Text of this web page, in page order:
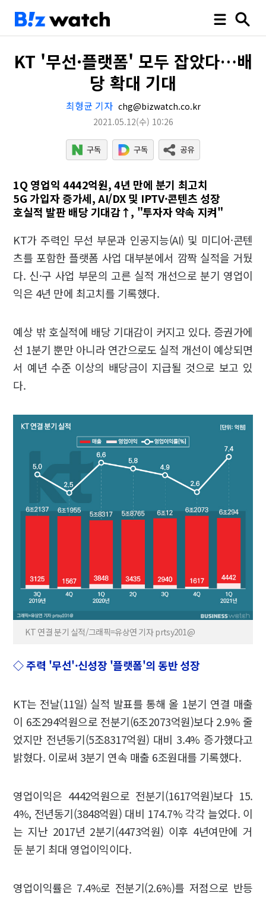
KT '무선·플랫폼' 모두 잡았다…배
당 확대 기대
최형균 기자 chg@bizwatch.co.kr
2021.05.12(수) 10:26
1Q 영업익 4442억원, 4년 만에 분기 최고치
5G 가입자 증가세, AI/DX 및 IPTV·콘텐츠 성장
호실적 발판 배당 기대감↑, "투자자 약속 지켜"
KT가 주력인 무선 부문과 인공지능(AI) 및 미디어·콘텐
츠를 포함한 플랫폼 사업 대부분에서 깜짝 실적을 거뒀
다. 신·구 사업 부문의 고른 실적 개선으로 분기 영업이
익은 4년 만에 최고치를 기록했다.
예상 밖 호실적에 배당 기대감이 커지고 있다. 증권가에
선 1분기 뿐만 아니라 연간으로도 실적 개선이 예상되면
서 예년 수준 이상의 배당금이 지급될 것으로 보고 있
다.
KT 연결 분기 실적/그래픽=유상연 기자 prtsy201@
◇ 주력 '무선'·신성장 '플랫폼'의 동반 성장
KT는 전날(11일) 실적 발표를 통해 올 1분기 연결 매출
이 6조294억원으로 전분기(6조2073억원)보다 2.9% 줄
었지만 전년동기(5조8317억원) 대비 3.4% 증가했다고
밝혔다. 이로써 3분기 연속 매출 6조원대를 기록했다.
영업이익은 4442억원으로 전분기(1617억원)보다 15.
4%, 전년동기(3848억원) 대비 174.7% 각각 늘었다. 이
는 지난 2017년 2분기(4473억원) 이후 4년여만에 거
둔 분기 최대 영업이익이다.
영업이익률은 7.4%로 전분기(2.6%)를 저점으로 반등